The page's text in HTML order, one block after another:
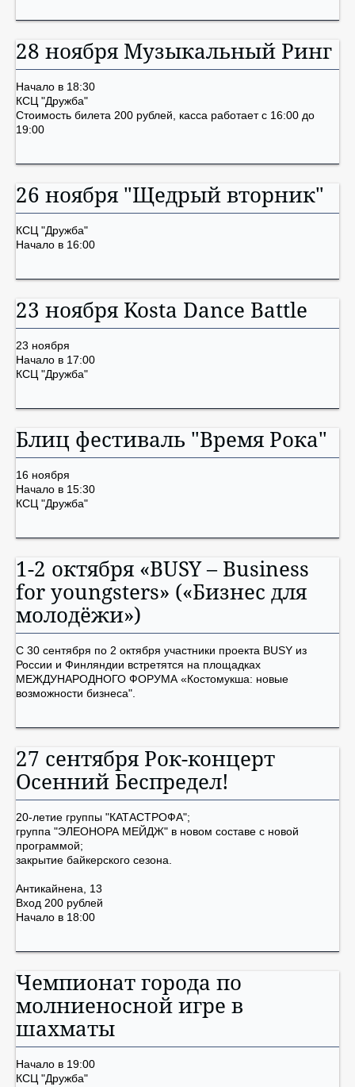
28 ноября Музыкальный Ринг
Начало в 18:30
КСЦ "Дружба"
Стоимость билета 200 рублей, касса работает с 16:00 до
19:00
26 ноября "Щедрый вторник"
КСЦ "Дружба"
Начало в 16:00
23 ноября Kosta Dance Battle
23 ноября
Начало в 17:00
КСЦ "Дружба"
Блиц фестиваль "Время Рока"
16 ноября
Начало в 15:30
КСЦ "Дружба"
1-2 октября «BUSY – Business
for youngsters» («Бизнес для
молодёжи»)
С 30 сентября по 2 октября участники проекта BUSY из
России и Финляндии встретятся на площадках
МЕЖДУНАРОДНОГО ФОРУМА «Костомукша: новые
возможности бизнеса".
27 сентября Рок-концерт
Осенний Беспредел!
20-летие группы "КАТАСТРОФА";
группа "ЭЛЕОНОРА МЕЙДЖ" в новом составе с новой
программой;
закрытие байкерского сезона.
Антикайнена, 13
Вход 200 рублей
Начало в 18:00
Чемпионат города по
молниеносной игре в
шахматы
Начало в 19:00
КСЦ "Дружба"